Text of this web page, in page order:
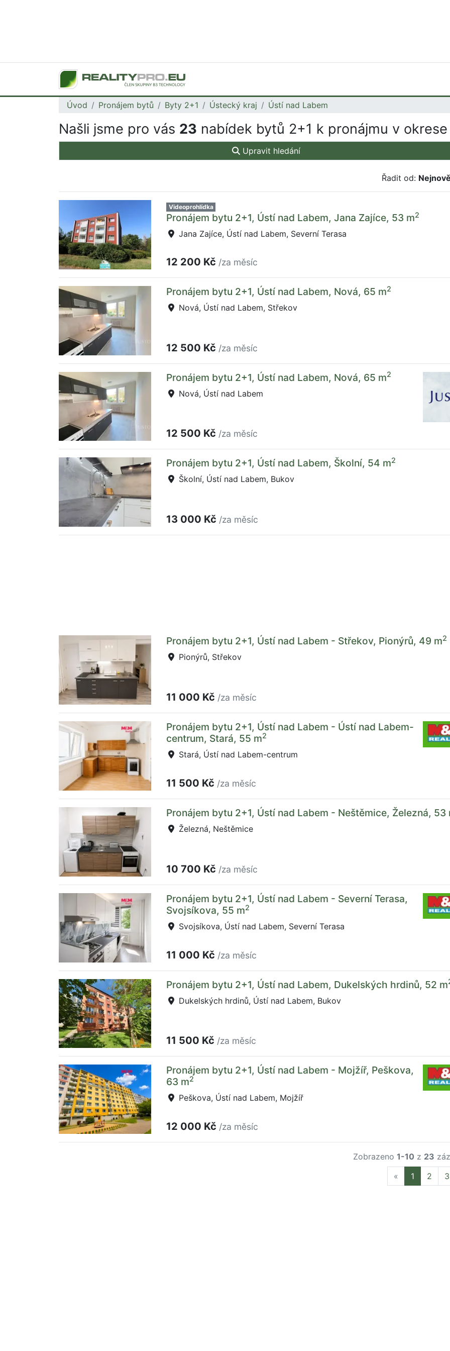
Úvod Pronájem bytů Byty 2+1 Ústecký kraj Ústí nad Labem
Našli jsme pro vás 23 nabídek bytů 2+1 k pronájmu v
Upravit hledání
Řadit od:
Videoprohlídka
Pronájem bytu 2+1, Ústí nad Labem, Jana Zajíce, 53 m2
Jana Zajíce, Ústí nad Labem, Severní Terasa
12 200 Kč /za měsíc
Pronájem bytu 2+1, Ústí nad Labem, Nová, 65 m2
Nová, Ústí nad Labem, Střekov
12 500 Kč /za měsíc
Pronájem bytu 2+1, Ústí nad Labem, Nová, 65 m2
Nová, Ústí nad Labem
12 500 Kč /za měsíc
Pronájem bytu 2+1, Ústí nad Labem, Školní, 54 m2
Školní, Ústí nad Labem, Bukov
13 000 Kč /za měsíc
Pronájem bytu 2+1, Ústí nad Labem - Střekov, Pionýrů, 49 m2
Pionýrů, Střekov
11 000 Kč /za měsíc
Pronájem bytu 2+1, Ústí nad Labem - Ústí nad Labem-
centrum, Stará, 55 m2
Stará, Ústí nad Labem-centrum
11 500 Kč /za měsíc
Pronájem bytu 2+1, Ústí nad Labem - Neštěmice, Železná, 53
Železná, Neštěmice
10 700 Kč /za měsíc
Pronájem bytu 2+1, Ústí nad Labem - Severní Terasa,
Svojsíkova, 55 m2
Svojsíkova, Ústí nad Labem, Severní Terasa
11 000 Kč /za měsíc
Pronájem bytu 2+1, Ústí nad Labem, Dukelských hrdinů, 52 m
Dukelských hrdinů, Ústí nad Labem, Bukov
11 500 Kč /za měsíc
Pronájem bytu 2+1, Ústí nad Labem - Mojžíř, Peškova,
63 m2
Peškova, Ústí nad Labem, Mojžíř
12 000 Kč /za měsíc
Zobrazeno 1-10 z 23
« Previous
1 2 3